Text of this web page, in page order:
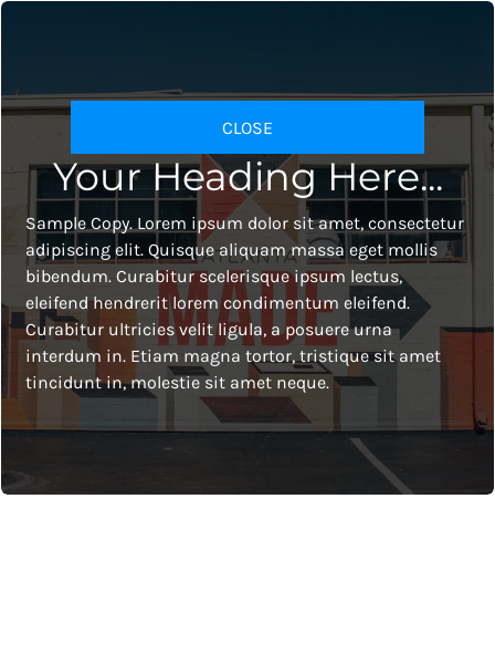
CLOSE
Your Heading Here...
Sample Copy. Lorem ipsum dolor sit amet, consectetur
adipiscing elit. Quisque aliquam massa eget mollis
bibendum. Curabitur scelerisque ipsum lectus,
eleifend hendrerit lorem condimentum eleifend.
Curabitur ultricies velit ligula, a posuere urna
interdum in. Etiam magna tortor, tristique sit amet
tincidunt in, molestie sit amet neque.
Test
1